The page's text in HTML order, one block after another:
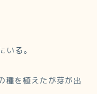
いる。
種を植えたが芽が出